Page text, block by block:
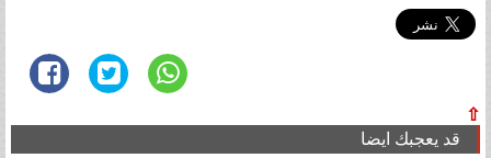
⇧
قد يعجبك ايضا